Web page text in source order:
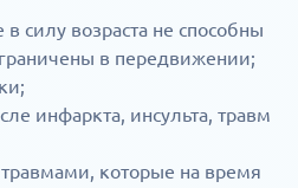
силу возраста не способны
в передвижении;
инфаркта, инсульта, травм
которые на время